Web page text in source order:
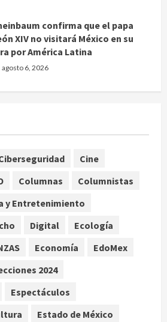
confirma que el papa
XIV no visitará México en su
por América Latina
agosto 6, 2026
artículo sobre adaptar la
social a la de los hijos
en el semen también
el éxito del embarazo:
seminal
agosto 6, 2026
Cine
Columnas
Columnistas
y Entretenimiento
Digital
Ecología
Economía
EdoMex
2024
Espectáculos
Estado de México